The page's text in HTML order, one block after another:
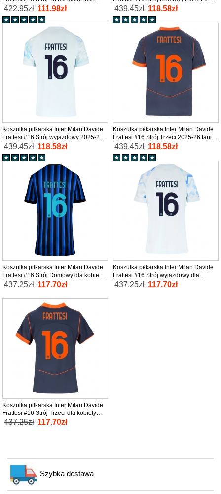
2025-26 tanio Krótki Rękaw (+ Krótkie
spodenki)
422.95zł 111.98zł
tanio Krótki Rękaw
439.45zł 118.58zł
Koszulka piłkarska Inter Milan Davide
Frattesi #16 Strój wyjazdowy 2025-26
tanio Krótki Rękaw
439.45zł 118.58zł
Koszulka piłkarska Inter Milan Davide
Frattesi #16 Strój Trzeci 2025-26 tanio
Krótki Rękaw
439.45zł 118.58zł
Koszulka piłkarska Inter Milan Davide
Frattesi #16 Strój Domowy dla kobiety
2025-26 tanio Krótki Rękaw
437.25zł 117.70zł
Koszulka piłkarska Inter Milan Davide
Frattesi #16 Strój wyjazdowy dla
kobiety 2025-26 tanio Krótki Rękaw
437.25zł 117.70zł
Koszulka piłkarska Inter Milan Davide
Frattesi #16 Strój Trzeci dla kobiety
2025-26 tanio Krótki Rękaw
437.25zł 117.70zł
Szybka dostawa